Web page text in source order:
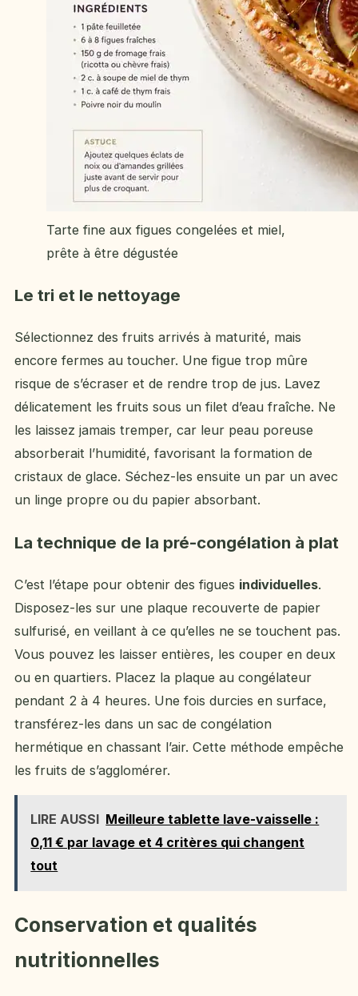
Tarte fine aux figues congelées et miel,
prête à être dégustée
Le tri et le nettoyage
Sélectionnez des fruits arrivés à maturité, mais
encore fermes au toucher. Une figue trop mûre
risque de s’écraser et de rendre trop de jus. Lavez
délicatement les fruits sous un filet d’eau fraîche. Ne
les laissez jamais tremper, car leur peau poreuse
absorberait l’humidité, favorisant la formation de
cristaux de glace. Séchez-les ensuite un par un avec
un linge propre ou du papier absorbant.
La technique de la pré-congélation à plat
C’est l’étape pour obtenir des figues individuelles.
Disposez-les sur une plaque recouverte de papier
sulfurisé, en veillant à ce qu’elles ne se touchent pas.
Vous pouvez les laisser entières, les couper en deux
ou en quartiers. Placez la plaque au congélateur
pendant 2 à 4 heures. Une fois durcies en surface,
transférez-les dans un sac de congélation
hermétique en chassant l’air. Cette méthode empêche
les fruits de s’agglomérer.
LIRE AUSSI Meilleure tablette lave-vaisselle :
0,11 € par lavage et 4 critères qui changent
tout
Conservation et qualités
nutritionnelles